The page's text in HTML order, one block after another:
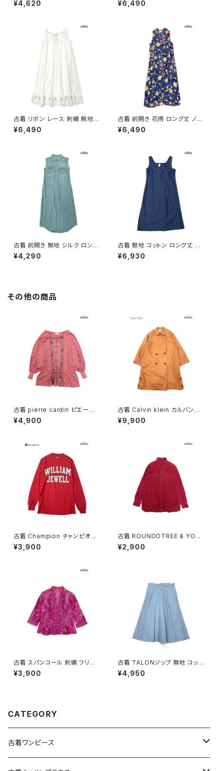
13)
¥4,620
リーブ ワンピース ピンク (otu2
¥6,490
古着 リボン レース 刺繍 無地
シフォン ロング丈 ノースリーブ
ワンピース 白 生成り (otu260
¥6,490
古着 前開き 花柄 ロング丈 ノー
スリーブ ワンピース 紺 (otu26
05058)
¥6,490
古着 前開き 無地 シルク ロング
丈 ノースリーブ ワンピース くす
み 緑 (otu2606061)
¥4,290
古着 無地 コットン ロング丈 ノ
ースリーブ ワンピース 紺 (otu
2606007)
¥6,930
その他の商品
古着 pierre cardin ピエール・
カルダン リボン 総柄 カットソー
長袖 ブラウス サーモンピンク (t
¥4,900
古着 Calvin klein カルバンク
ライン ライナー付き 無地 コット
ン 長袖 アウター ライトコート
¥9,900
古着 Champion チャンピオン
ロゴ コットン100％ 長袖 Ｔシャ
ツ 赤 (ttu2501067)
¥3,900
古着 ROUNDOTREE & YORK
E ラウンドツリーアンドヨーク
前開き 無地 コーデュロイ 長袖
¥2,900
古着 スパンコール 刺繍 フリル
前開き 総柄 長袖 ブラウス ピン
ク (ttu2501145)
¥3,900
古着 TALONジップ 無地 コット
ン 膝丈 スカート 青 水色 (ba2
607003)
¥4,950
CATEGORY
古着ワンピース